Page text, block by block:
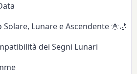
Lunare e Ascendente 🌞🌙✨
dei Segni Lunari